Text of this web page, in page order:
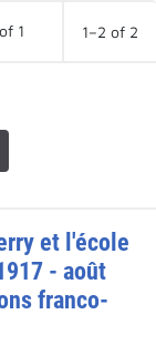
of 1 1–2 of 2
et l'école
- août
franco-